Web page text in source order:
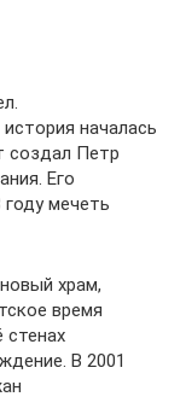
началась
создал Петр
Его
мечеть
храм,
время
стенах
В 2001